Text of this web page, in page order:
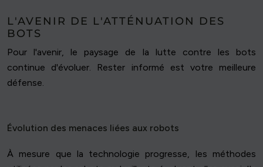
L'AVENIR DE L'ATTÉNUATION DES
BOTS
Pour l'avenir, le paysage de la lutte contre les bots
continue d'évoluer. Rester informé est votre meilleure
défense.
Évolution des menaces liées aux robots
À mesure que la technologie progresse, les méthodes